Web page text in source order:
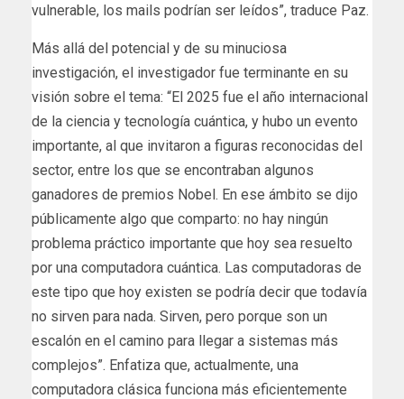
vulnerable, los mails podrían ser leídos”, traduce Paz.
Más allá del potencial y de su minuciosa
investigación, el investigador fue terminante en su
visión sobre el tema: “El 2025 fue el año internacional
de la ciencia y tecnología cuántica, y hubo un evento
importante, al que invitaron a figuras reconocidas del
sector, entre los que se encontraban algunos
ganadores de premios Nobel. En ese ámbito se dijo
públicamente algo que comparto: no hay ningún
problema práctico importante que hoy sea resuelto
por una computadora cuántica. Las computadoras de
este tipo que hoy existen se podría decir que todavía
no sirven para nada. Sirven, pero porque son un
escalón en el camino para llegar a sistemas más
complejos”. Enfatiza que, actualmente, una
computadora clásica funciona más eficientemente